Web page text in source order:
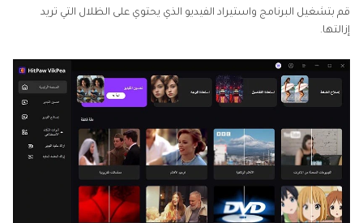
قم بتشغيل البرنامج واستيراد الفيديو الذي يحتوي على الظلال التي تريد
إزالتها.